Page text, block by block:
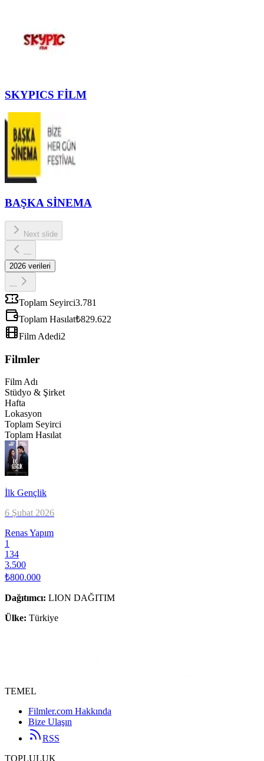
SKYPICS FİLM
BAŞKA SİNEMA
Next slide
—
2026 verileri
—
Toplam Seyirci3.781
Toplam Hasılat₺829.622
Film Adedi2
Filmler
Film Adı
Stüdyo & Şirket
Hafta
Lokasyon
Toplam Seyirci
Toplam Hasılat
İlk Gençlik
6 Şubat 2026
Renas Yapım
1
134
3.500
₺800.000
Dağıtımcı: LION DAĞITIM
Ülke: Türkiye
TEMEL
Filmler.com Hakkında
Bize Ulaşın
RSS
TOPLULUK